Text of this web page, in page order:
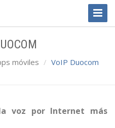
móviles VoIP Duocom
voz por Internet más